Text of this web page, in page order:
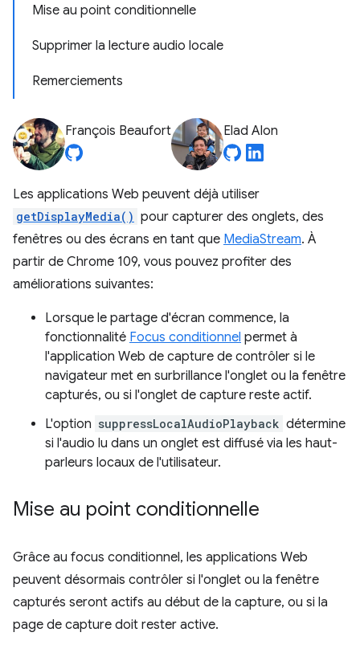
Mise au point conditionnelle
Supprimer la lecture audio locale
Remerciements
François Beaufort Elad Alon
Les applications Web peuvent déjà utiliser
getDisplayMedia() pour capturer des onglets, des
fenêtres ou des écrans en tant que MediaStream. À
partir de Chrome 109, vous pouvez profiter des
améliorations suivantes:
Lorsque le partage d'écran commence, la
fonctionnalité Focus conditionnel permet à
l'application Web de capture de contrôler si le
navigateur met en surbrillance l'onglet ou la fenêtre
capturés, ou si l'onglet de capture reste actif.
L'option suppressLocalAudioPlayback détermine
si l'audio lu dans un onglet est diffusé via les haut-
parleurs locaux de l'utilisateur.
Mise au point conditionnelle
Grâce au focus conditionnel, les applications Web
peuvent désormais contrôler si l'onglet ou la fenêtre
capturés seront actifs au début de la capture, ou si la
page de capture doit rester active.